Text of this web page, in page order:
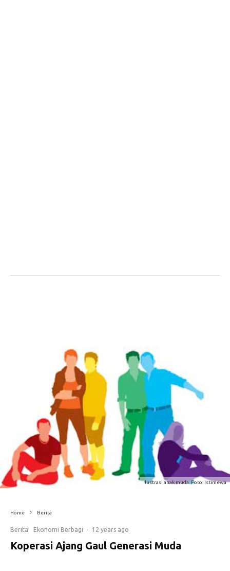
Ilustrasi anak muda. Foto: Istimewa
Home Berita
Berita Ekonomi Berbagi · 12 years ago
Koperasi Ajang Gaul Generasi Muda